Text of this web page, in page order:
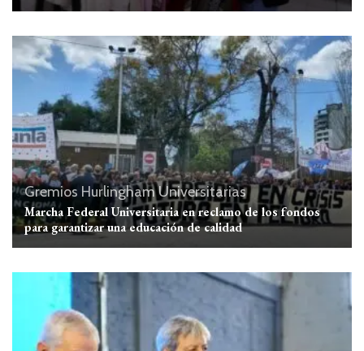
Gremios HurlinghamUniversitarias
Marcha Federal Universitaria en reclamo de los fondos
para garantizar una educación de calidad